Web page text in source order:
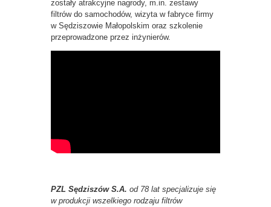
zostały atrakcyjne nagrody, m.in. zestawy
filtrów do samochodów, wizyta w fabryce firmy
w Sędziszowie Małopolskim oraz szkolenie
przeprowadzone przez inżynierów.
PZL Sędziszów S.A. od 78 lat specjalizuje się
w produkcji wszelkiego rodzaju filtrów